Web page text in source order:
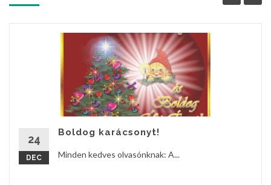
24
DEC
Boldog karácsonyt!
Minden kedves olvasónknak: A...